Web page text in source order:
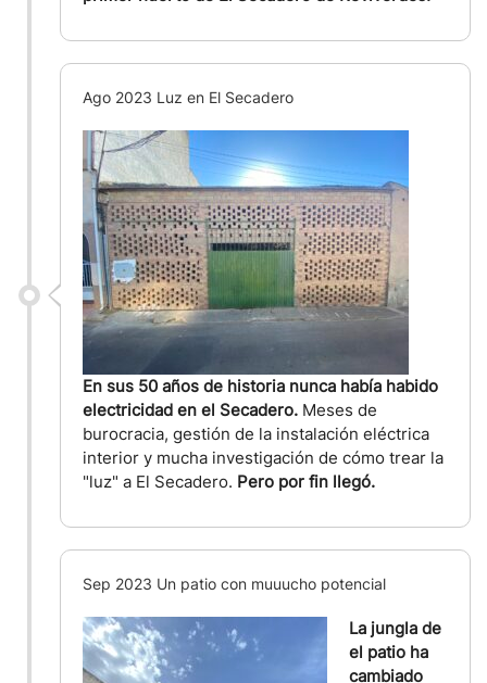
Ago 2023 Luz en El Secadero
En sus 50 años de historia nunca había habido
electricidad en el Secadero. Meses de
burocracia, gestión de la instalación eléctrica
interior y mucha investigación de cómo trear la
"luz" a El Secadero. Pero por fin llegó.
Sep 2023 Un patio con muuucho potencial
La jungla de
el patio ha
cambiado